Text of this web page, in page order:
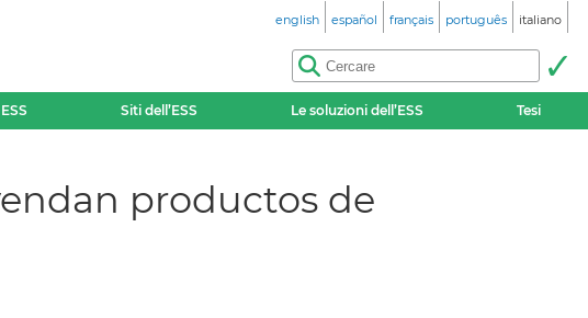
english español français português italiano
Siti dell’ESS Le soluzioni dell’ESS Tesi
productos de